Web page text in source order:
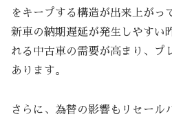
をキープする構造が出来上がっ
新車の納期遅延が発生しやすい
れる中古車の需要が高まり、プ
あります。
さらに、為替の影響もリセール